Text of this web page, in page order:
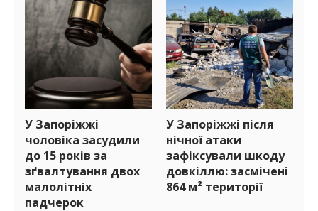
У Запоріжжі
чоловіка засудили
до 15 років за
зґвалтування двох
малолітніх
падчерок
У Запоріжжі після
нічної атаки
зафіксували шкоду
довкіллю: засмічені
864 м² території